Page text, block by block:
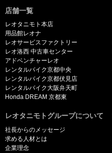
店舗一覧
レオタニモト本店
用品館レオナ
レオサービスファクトリー
レオ洛西 中古車センター
アドベンチャーレオ
レンタルバイク京都中央
レンタルバイク京都伏見店
レンタルバイク大阪弁天町
Honda DREAM 京都東
レオタニモトグループについて
社長からのメッセージ
求める人材とは
企業理念